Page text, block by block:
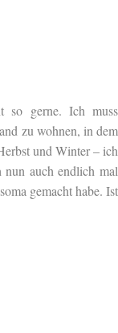
so gerne. Ich muss
zu wohnen, in dem
und Winter – ich
auch endlich mal
gemacht habe. Ist